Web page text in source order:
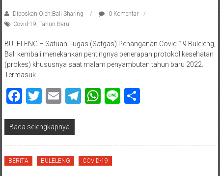
Diposkan Oleh:Bali Sharing
0 Komentar
Covid-19, Tahun Baru
BULELENG – Satuan Tugas (Satgas) Penanganan Covid-19 Buleleng,
Bali kembali menekankan pentingnya penerapan protokol kesehatan
(prokes) khususnya saat malam penyambutan tahun baru 2022.
Termasuk
Facebook
Twitter
EmailTelegram
WhatsApp
LineShare
Baca selengkapnya
BERITA BULELENG COVID-19